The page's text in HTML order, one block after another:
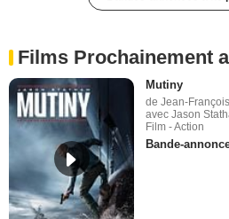
Films Prochainement
Mutiny
de Jean-
avec Jason
Film - Action
Bande-